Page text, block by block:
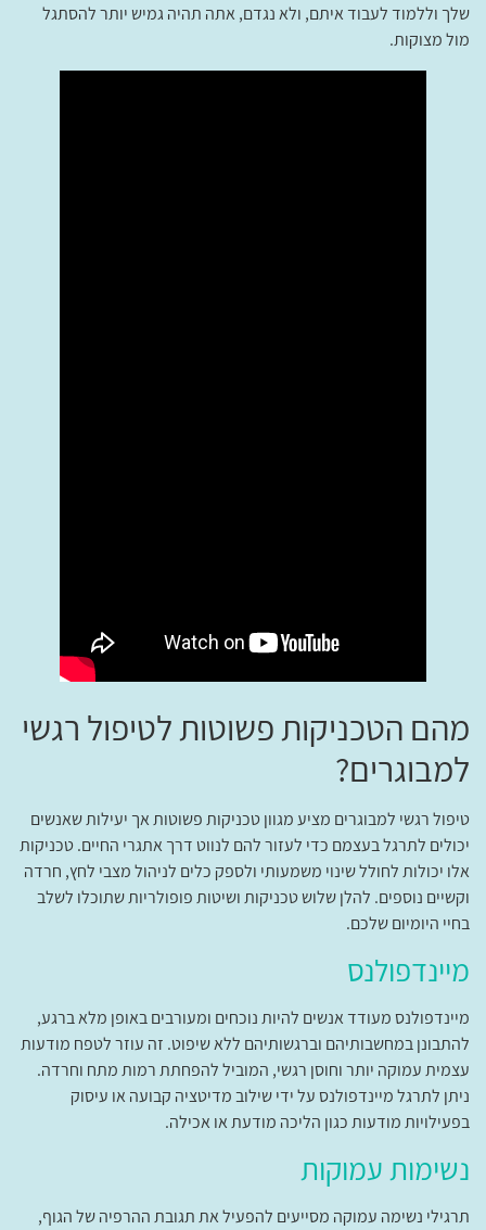
שלך וללמוד לעבוד איתם, ולא נגדם, אתה תהיה גמיש יותר להסתגל
מול מצוקות.
מהם הטכניקות פשוטות לטיפול רגשי
למבוגרים?
טיפול רגשי למבוגרים מציע מגוון טכניקות פשוטות אך יעילות שאנשים
יכולים לתרגל בעצמם כדי לעזור להם לנווט דרך אתגרי החיים. טכניקות
אלו יכולות לחולל שינוי משמעותי ולספק כלים לניהול מצבי לחץ, חרדה
וקשיים נוספים. להלן שלוש טכניקות ושיטות פופולריות שתוכלו לשלב
בחיי היומיום שלכם.
מיינדפולנס
מיינדפולנס מעודד אנשים להיות נוכחים ומעורבים באופן מלא ברגע,
להתבונן במחשבותיהם וברגשותיהם ללא שיפוט. זה עוזר לטפח מודעות
עצמית עמוקה יותר וחוסן רגשי, המוביל להפחתת רמות מתח וחרדה.
ניתן לתרגל מיינדפולנס על ידי שילוב מדיטציה קבועה או עיסוק
בפעילויות מודעות כגון הליכה מודעת או אכילה.
נשימות עמוקות
תרגילי נשימה עמוקה מסייעים להפעיל את תגובת ההרפיה של הגוף,